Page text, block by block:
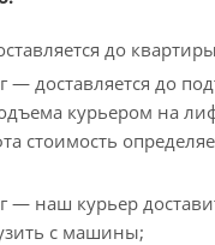
до
— доставляется до
курьером на
стоимость
— наш курьер
с машины;